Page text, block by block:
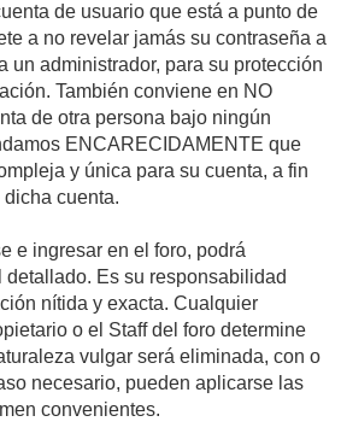
de usuario que está a punto de
a no revelar jamás su contraseña a
un administrador, para su protección
También conviene en NO
de otra persona bajo ningún
ENCARECIDAMENTE que
y única para su cuenta, a fin
cuenta.
e ingresar en el foro, podrá
Es su responsabilidad
nítida y exacta. Cualquier
o el Staff del foro determine
vulgar será eliminada, con o
necesario, pueden aplicarse las
convenientes.